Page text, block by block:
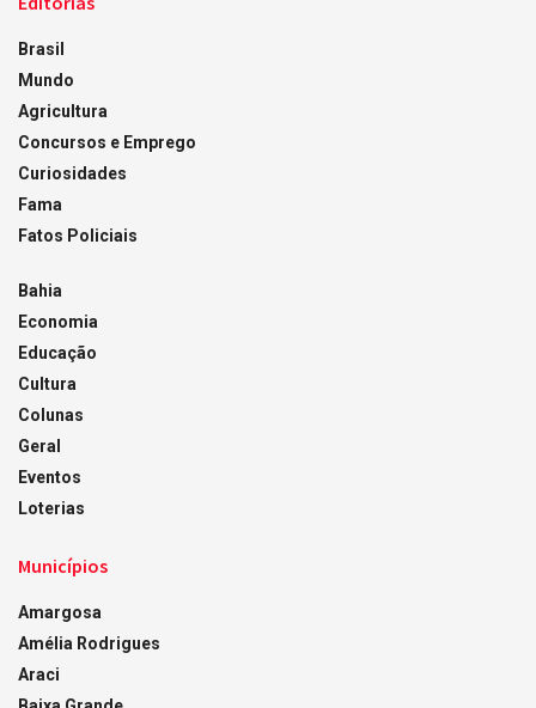
Brasil
Mundo
Agricultura
Concursos e Emprego
Curiosidades
Fama
Fatos Policiais
Bahia
Economia
Educação
Cultura
Colunas
Geral
Eventos
Loterias
Municípios
Amargosa
Amélia Rodrigues
Araci